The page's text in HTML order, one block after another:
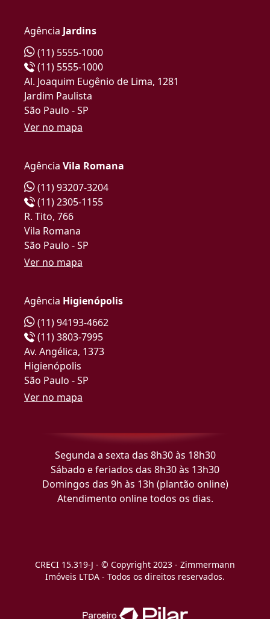
Agência Jardins
(11) 5555-1000
(11) 5555-1000
Al. Joaquim Eugênio de Lima, 1281
Jardim Paulista
São Paulo - SP
Ver no mapa
Agência Vila Romana
(11) 93207-3204
(11) 2305-1155
R. Tito, 766
Vila Romana
São Paulo - SP
Ver no mapa
Agência Higienópolis
(11) 94193-4662
(11) 3803-7995
Av. Angélica, 1373
Higienópolis
São Paulo - SP
Ver no mapa
Segunda a sexta das 8h30 às 18h30
Sábado e feriados das 8h30 às 13h30
Domingos das 9h às 13h (plantão online)
Atendimento online todos os dias.
CRECI 15.319-J - © Copyright 2023 - Zimmermann
Imóveis LTDA - Todos os direitos reservados.